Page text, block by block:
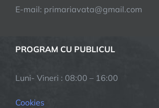
E-mail: primariavata@gmail.com
PROGRAM CU PUBLICUL
Luni- Vineri : 08:00 – 16:00
Cookies